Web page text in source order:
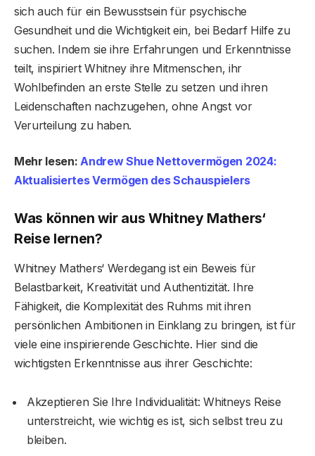
sich auch für ein Bewusstsein für psychische
Gesundheit und die Wichtigkeit ein, bei Bedarf Hilfe zu
suchen. Indem sie ihre Erfahrungen und Erkenntnisse
teilt, inspiriert Whitney ihre Mitmenschen, ihr
Wohlbefinden an erste Stelle zu setzen und ihren
Leidenschaften nachzugehen, ohne Angst vor
Verurteilung zu haben.
Mehr lesen: Andrew Shue Nettovermögen 2024:
Aktualisiertes Vermögen des Schauspielers
Was können wir aus Whitney Mathers‘
Reise lernen?
Whitney Mathers‘ Werdegang ist ein Beweis für
Belastbarkeit, Kreativität und Authentizität. Ihre
Fähigkeit, die Komplexität des Ruhms mit ihren
persönlichen Ambitionen in Einklang zu bringen, ist für
viele eine inspirierende Geschichte. Hier sind die
wichtigsten Erkenntnisse aus ihrer Geschichte:
Akzeptieren Sie Ihre Individualität: Whitneys Reise
unterstreicht, wie wichtig es ist, sich selbst treu zu
bleiben.